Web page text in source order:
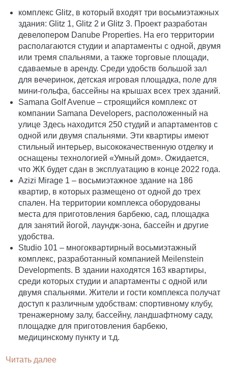
комплекс Glitz, в который входят три восьмиэтажных
здания: Glitz 1, Glitz 2 и Glitz 3. Проект разработан
девелопером Danube Properties. На его территории
располагаются студии и апартаменты с одной, двумя
или тремя спальнями, а также торговые площади,
сдаваемые в аренду. Среди удобств большой зал
для вечеринок, детская игровая площадка, поле для
мини-гольфа, бассейны на крышах всех трех зданий.
Samana Golf Avenue – строящийся комплекс от
компании Samana Developers, расположенный на
улице Здесь находится 250 студий и апартаментов с
одной или двумя спальнями. Эти квартиры имеют
стильный интерьер, высококачественную отделку и
оснащены технологией «Умный дом». Ожидается,
что ЖК будет сдан в эксплуатацию в конце 2022 года.
Azizi Mirage 1 – восьмиэтажное здание на 186
квартир, в которых размещено от одной до трех
спален. На территории комплекса оборудованы
места для приготовления барбекю, сад, площадка
для занятий йогой, лаундж-зона, бассейн и другие
удобства.
Studio 101 – многоквартирный восьмиэтажный
комплекс, разработанный компанией Meilenstein
Developments. В здании находятся 163 квартиры,
среди которых студии и апартаменты с одной или
двумя спальнями. Жители и гости комплекса получат
доступ к различным удобствам: спортивному клубу,
тренажерному залу, бассейну, ландшафтному саду,
площадке для приготовления барбекю,
медицинскому пункту и т.д.
Читать далее